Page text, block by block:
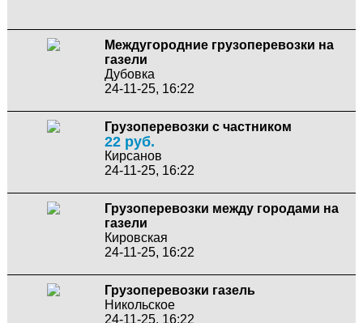
Междугородние грузоперевозки на
газели
Дубовка
24-11-25, 16:22
Грузоперевозки с частником
22 руб.
Кирсанов
24-11-25, 16:22
Грузоперевозки между городами на
газели
Кировская
24-11-25, 16:22
Грузоперевозки газель
Никольское
24-11-25, 16:22